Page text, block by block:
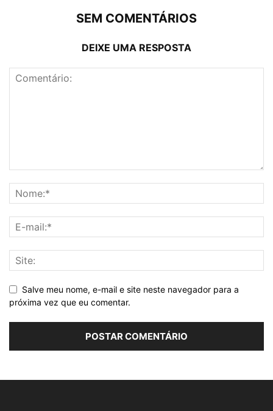
SEM COMENTÁRIOS
DEIXE UMA RESPOSTA
Salve meu nome, e-mail e site neste navegador para a
próxima vez que eu comentar.